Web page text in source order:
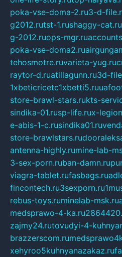
poka-vse-doma-2.ru3-d-
g2012.rutst-1.rushaggy-cat.ru
g-2012.ruops-mgr.ru
poka-vse-doma2.ru
tehosmotre.ruvarieta-yug.ru
raytor-d.ruatillagunn.ru3d-
1xbeticricetc1xbetti5.ru
store-brawl-stars.rukts-
sindika-01.rusp-life.rux-
e-abis-1-c.rusindika01.ru
store-brawlstars.ru
antenna-highly.rumine-lab-
3-sex-porn.ruban-damn.ru
viagra-tablet.rufasbags.ru
fincontech.ru3sexporn.ru
rebus-toys.ruminelab-msk.ru
medsprawo-4-ka.ru
zajmy24.rutovudyi-4-
brazzerscom.ru
xehyroo5kuhnyanazakaz.ru